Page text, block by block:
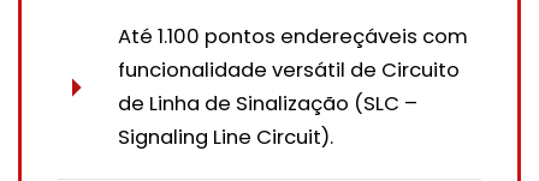
Até 1.100 pontos endereçáveis com
funcionalidade versátil de Circuito
de Linha de Sinalização (SLC –
Signaling Line Circuit).